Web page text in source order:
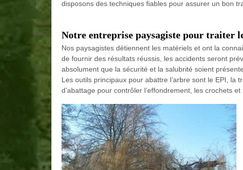
disposons des techniques fiables pour assurer un bon
Notre entreprise paysagiste pour traiter
Nos paysagistes détiennent les matériels et ont la
de fournir des résultats réussis, les accidents seront
absolument que la sécurité et la salubrité soient
Les outils principaux pour abattre l’arbre sont le EPI, la
d’abattage pour contrôler l’effondrement, les crochets et